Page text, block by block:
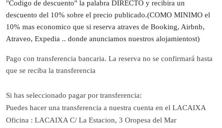
"Codigo de descuento" la palabra DIRECTO y recibira un
descuento del 10% sobre el precio publicado.(COMO MINIMO el
10% mas economico que si reserva atraves de Booking, Airbnb,
Atraveo, Expedia .. donde anunciamos nuestros alojamientost)
Pago con transferencia bancaria. La reserva no se confirmará hasta
que se reciba la transferencia
Si has seleccionado pagar por transferencia:
Puedes hacer una transferencia a nuestra cuenta en el LACAIXA
Oficina : LACAIXA C/ La Estacion, 3 Oropesa del Mar